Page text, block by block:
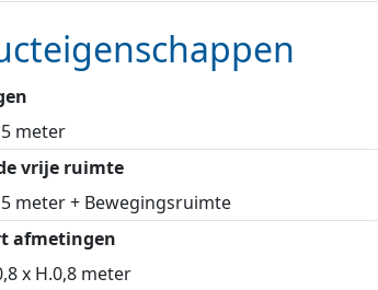
meter
vrije ruimte
meter + Bewegingsruimte
afmetingen
x H.0,8 meter